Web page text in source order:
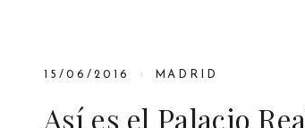
15/06/2016 MADRID
Así es el Palacio